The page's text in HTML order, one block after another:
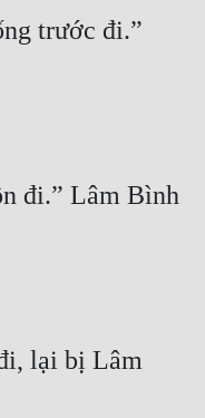
trước đi.”
đi.” Lâm Bình
lại bị Lâm